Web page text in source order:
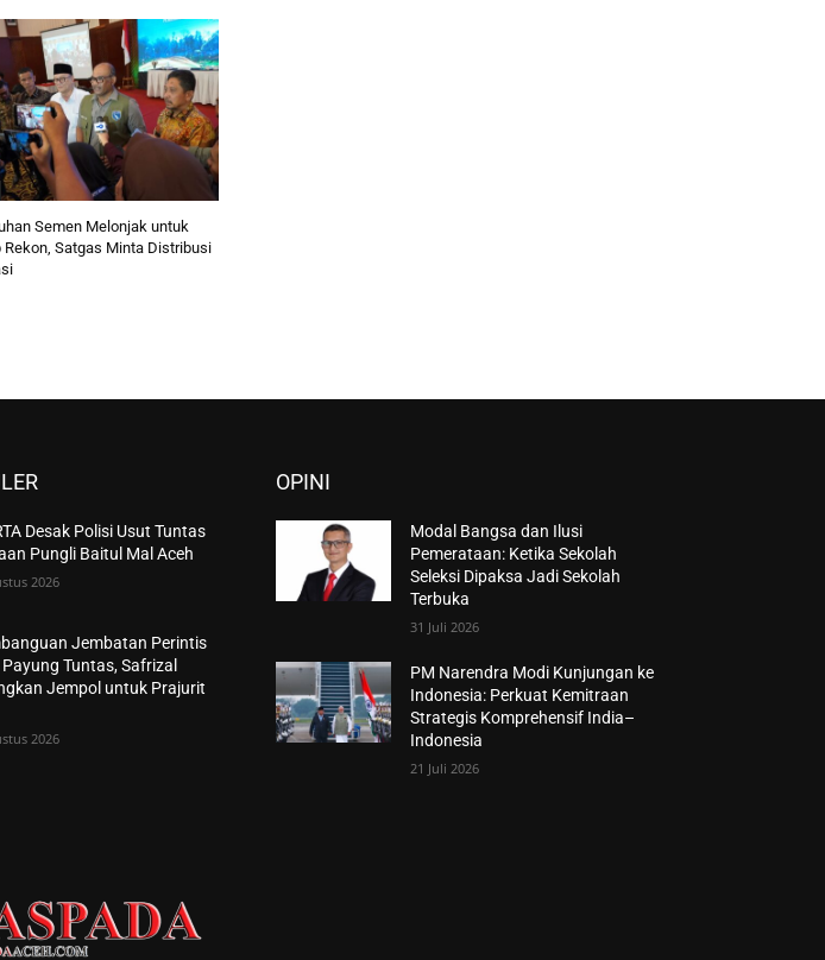
Semen Melonjak untuk
Rekon, Satgas Minta Distribusi
Desak Polisi Usut Tuntas
Pungli Baitul Mal Aceh
2026
Jembatan Perintis
Payung Tuntas, Safrizal
Jempol untuk Prajurit
2026
OPINI
Modal Bangsa dan Ilusi
Pemerataan: Ketika Sekolah
Seleksi Dipaksa Jadi Sekolah
Terbuka
31 Juli 2026
PM Narendra Modi Kunjungan ke
Indonesia: Perkuat Kemitraan
Strategis Komprehensif India–
Indonesia
21 Juli 2026